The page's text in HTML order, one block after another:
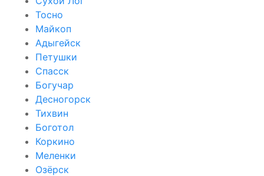
Тосно
Майкоп
Адыгейск
Петушки
Спасск
Богучар
Десногорск
Тихвин
Боготол
Коркино
Меленки
Озёрск